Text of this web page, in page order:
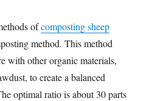
ofcomposting sheep
method. This method
with other organic materials,
to create a balanced
optimal ratio is about 30 parts